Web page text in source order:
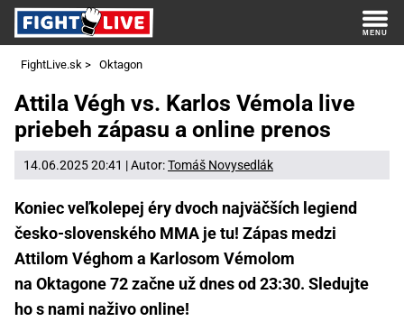
FightLive.sk > Oktagon
Attila Végh vs. Karlos Vémola live
priebeh zápasu a online prenos
14.06.2025 20:41 | Autor:Tomáš Novysedlák
Koniec veľkolepej éry dvoch najväčších legiend
česko-slovenského MMA je tu! Zápas medzi
Attilom Véghom a Karlosom Vémolom
na Oktagone 72 začne už dnes od 23:30. Sledujte
ho s nami naživo online!